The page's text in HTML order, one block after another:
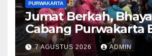
PURWAKARTA
Jumat Berkah,
Cabang Purwakarta
Paket Makan Siang
7 AGUSTUS 2026 ADMIN